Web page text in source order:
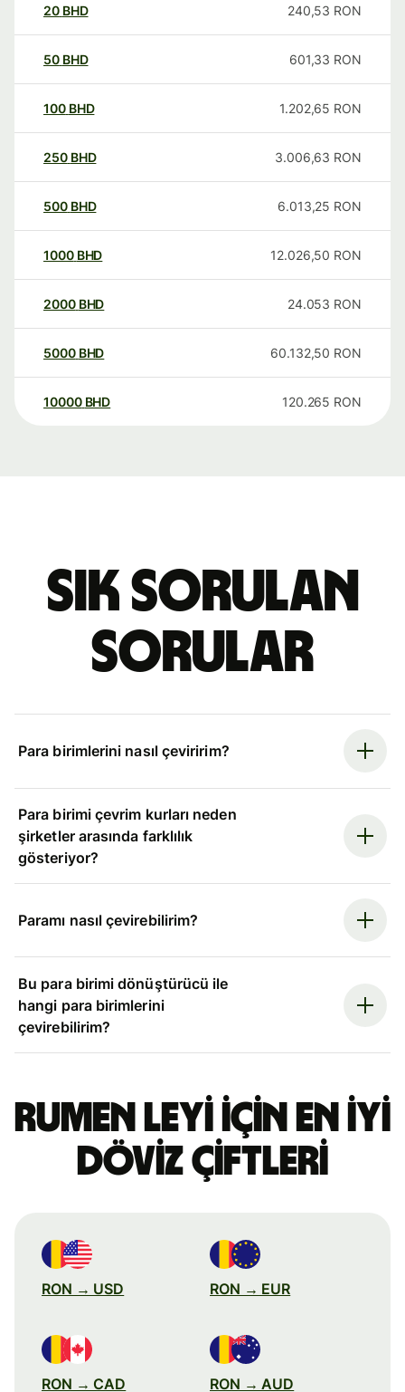
20 BHD 240,53 RON
50 BHD 601,33 RON
100 BHD 1.202,65 RON
250 BHD 3.006,63 RON
500 BHD 6.013,25 RON
1000 BHD 12.026,50 RON
2000 BHD 24.053 RON
5000 BHD 60.132,50 RON
10000 BHD 120.265 RON
Sık sorulan
sorular
Para birimlerini nasıl çeviririm?
Para birimi çevrim kurları neden
şirketler arasında farklılık
gösteriyor?
Paramı nasıl çevirebilirim?
Bu para birimi dönüştürücü ile
hangi para birimlerini
çevirebilirim?
Rumen leyi için en iyi
döviz çiftleri
RON → USD RON → EUR
RON → CAD RON → AUD